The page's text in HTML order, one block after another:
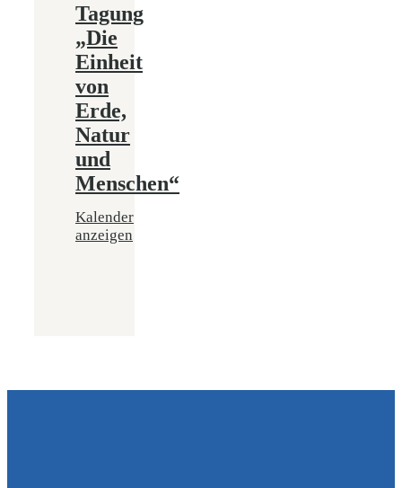
Tagung
„Die
Einheit
von
Erde,
Natur
und
Menschen“
Kalender
anzeigen